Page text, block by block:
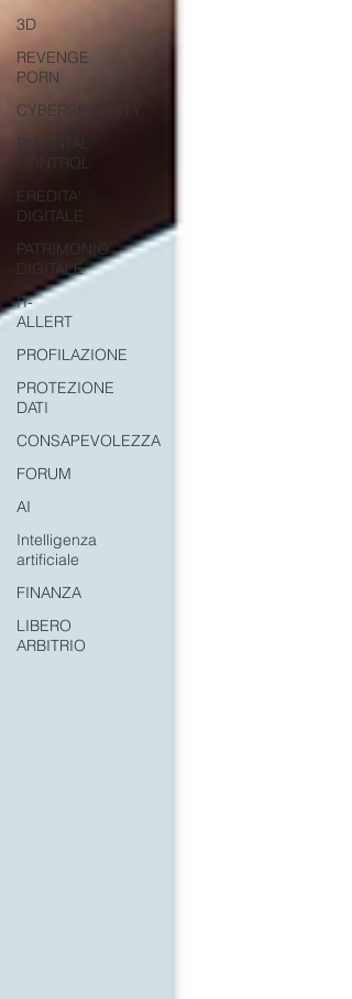
3D
REVENGE
PORN
CYBERSECURITY
PARENTAL
CONTROL
EREDITA'
DIGITALE
PATRIMONIO
DIGITALE
IT-
ALLERT
PROFILAZIONE
PROTEZIONE
DATI
CONSAPEVOLEZZA
FORUM
AI
Intelligenza
artificiale
FINANZA
LIBERO
ARBITRIO